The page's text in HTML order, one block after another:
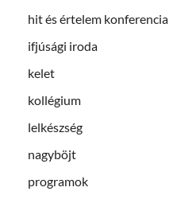
hit és értelem konferencia
ifjúsági iroda
kelet
kollégium
lelkészség
nagyböjt
programok